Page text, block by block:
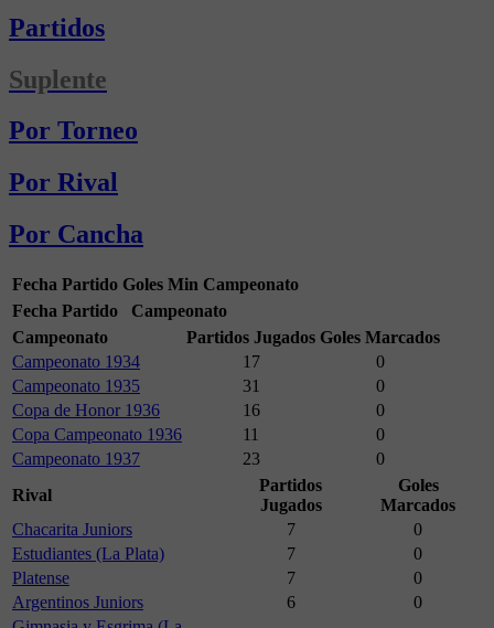
Partidos
Suplente
Por Torneo
Por Rival
Por Cancha
Fecha Partido Goles Min Campeonato
Fecha Partido
Campeonato
Campeonato
Partidos Jugados Goles Marcados
Campeonato 1934
17
0
Campeonato 1935
31
0
Copa de Honor 1936
16
0
Copa Campeonato 1936
11
0
Campeonato 1937
23
0
Rival
Partidos
Jugados
Goles
Marcados
Chacarita Juniors
7
0
Estudiantes (La Plata)
7
0
Platense
7
0
Argentinos Juniors
6
0